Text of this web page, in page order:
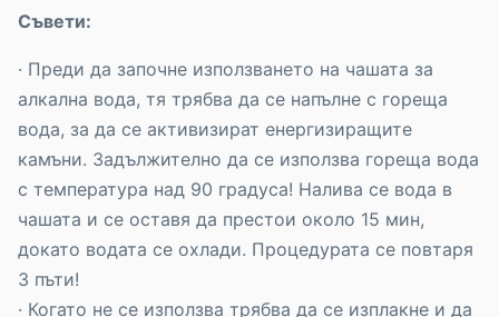
Съвети:
· Преди да започне използването на чашата за
алкална вода, тя трябва да се напълне с гореща
вода, за да се активизират енергизиращите
камъни. Задължително да се използва гореща вода
с температура над 90 градуса! Налива се вода в
чашата и се оставя да престои около 15 мин,
докато водата се охлади. Процедурата се повтаря
3 пъти!
· Когато не се използва трябва да се изплакне и да